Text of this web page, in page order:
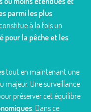
parmi les plus
à la fois un
pour la pêche et les
tout en maintenant une
majeur. Une surveillance
préserver cet équilibre
. Dans ce